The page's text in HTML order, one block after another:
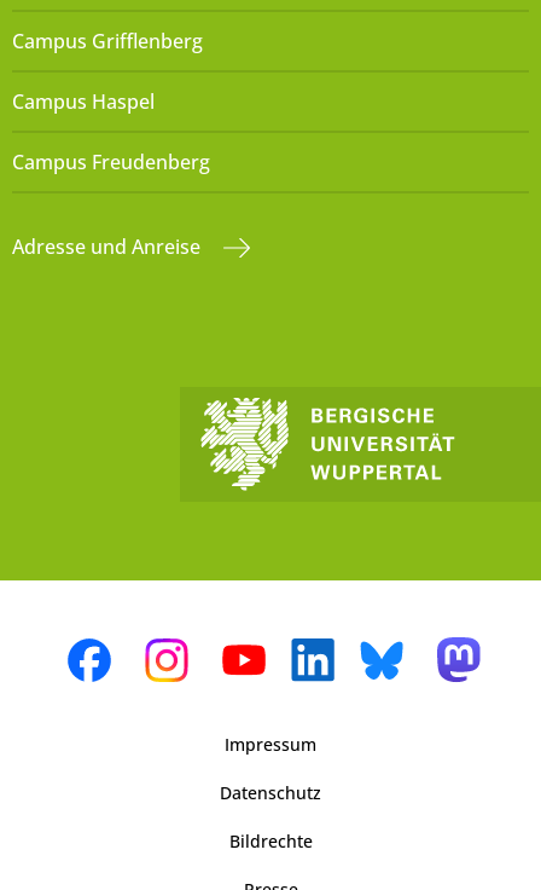
Campus Grifflenberg
Campus Haspel
Campus Freudenberg
Adresse und Anreise
Impressum
Datenschutz
Bildrechte